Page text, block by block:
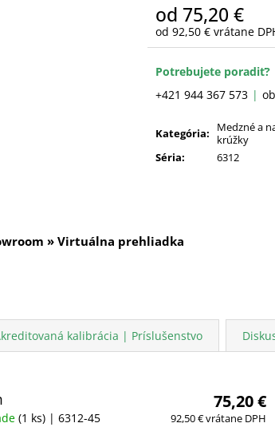
od 75,20 €
od 92,50 € vrátane
Jednotková
Potrebujete poradiť?
+421 944 367 573
Kategória:
Medzné a
krúžky
Séria: 6312
» Virtuálna prehliadka
kalibrácia | Príslušenstvo
(1 ks) | 6312-45
75,20 €
92,50 € vrátane DPH